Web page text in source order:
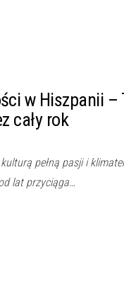
w Hiszpanii –
cały rok
pełną pasji i
lat przyciąga…